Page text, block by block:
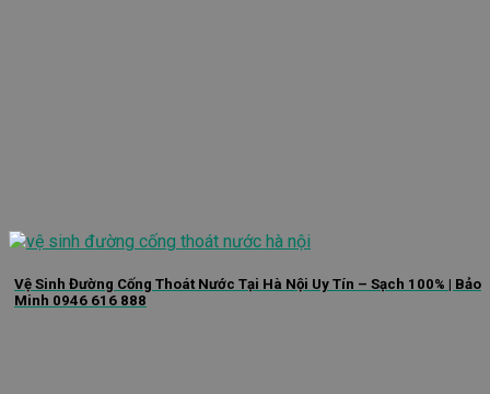
Vệ Sinh Đường Cống Thoát Nước Tại Hà Nội Uy Tín – Sạch 100% | Bảo
Minh 0946 616 888